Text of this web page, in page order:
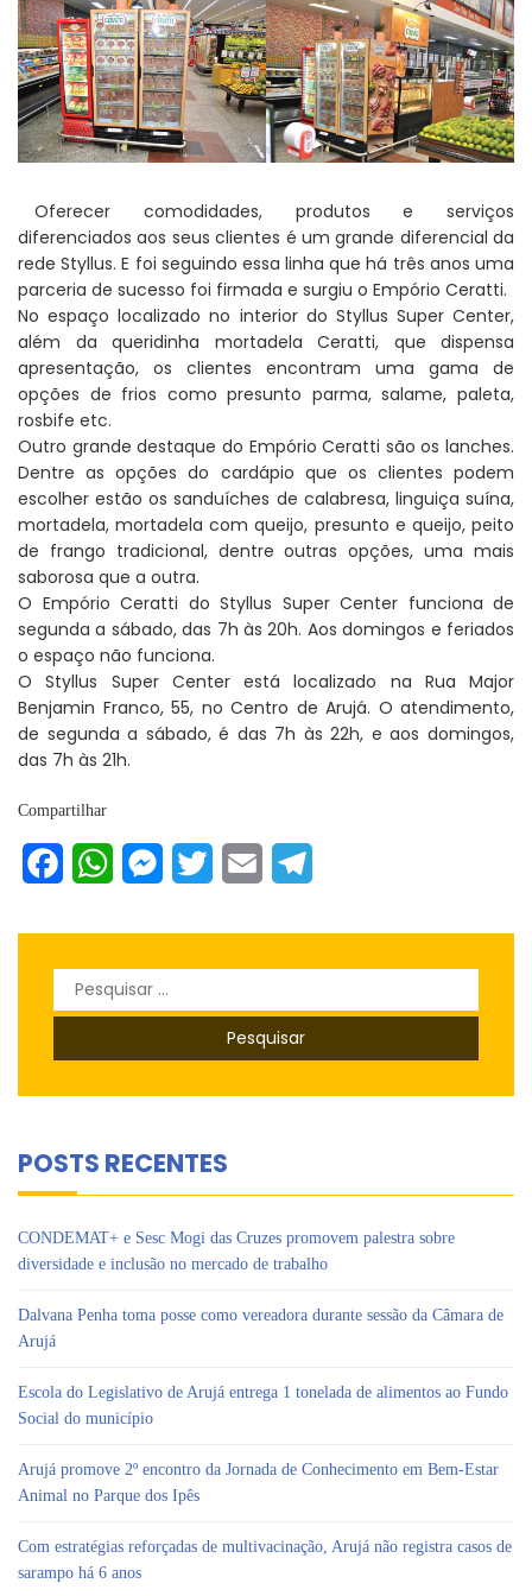
Oferecer comodidades, produtos e serviços
diferenciados aos seus clientes é um grande diferencial da
rede Styllus. E foi seguindo essa linha que há três anos uma
parceria de sucesso foi firmada e surgiu o Empório Ceratti.
No espaço localizado no interior do Styllus Super Center,
além da queridinha mortadela Ceratti, que dispensa
apresentação, os clientes encontram uma gama de
opções de frios como presunto parma, salame, paleta,
rosbife etc.
Outro grande destaque do Empório Ceratti são os lanches.
Dentre as opções do cardápio que os clientes podem
escolher estão os sanduíches de calabresa, linguiça suína,
mortadela, mortadela com queijo, presunto e queijo, peito
de frango tradicional, dentre outras opções, uma mais
saborosa que a outra.
O Empório Ceratti do Styllus Super Center funciona de
segunda a sábado, das 7h às 20h. Aos domingos e feriados
o espaço não funciona.
O Styllus Super Center está localizado na Rua Major
Benjamin Franco, 55, no Centro de Arujá. O atendimento,
de segunda a sábado, é das 7h às 22h, e aos domingos,
das 7h às 21h.
Compartilhar
FacebookWhatsAppMessenger
Twitter Email
Pesquisar
POSTS RECENTES
CONDEMAT+ e Sesc Mogi das Cruzes promovem palestra sobre
diversidade e inclusão no mercado de trabalho
Dalvana Penha toma posse como vereadora durante sessão da Câmara de
Arujá
Escola do Legislativo de Arujá entrega 1 tonelada de alimentos ao Fundo
Social do município
Arujá promove 2º encontro da Jornada de Conhecimento em Bem-Estar
Animal no Parque dos Ipês
Com estratégias reforçadas de multivacinação, Arujá não registra casos de
sarampo há 6 anos